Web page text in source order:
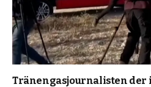
Tränengasjournalisten der